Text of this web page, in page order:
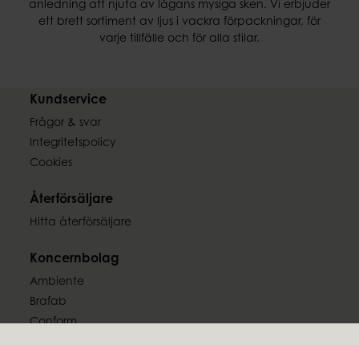
anledning att njuta av lågans mysiga sken. Vi erbjuder
ett brett sortiment av ljus i vackra förpackningar, för
varje tillfälle och för alla stilar.
Kundservice
Frågor & svar
Integritetspolicy
Cookies
Återförsäljare
Hitta återförsäljare
Koncernbolag
Ambiente
Brafab
Conform